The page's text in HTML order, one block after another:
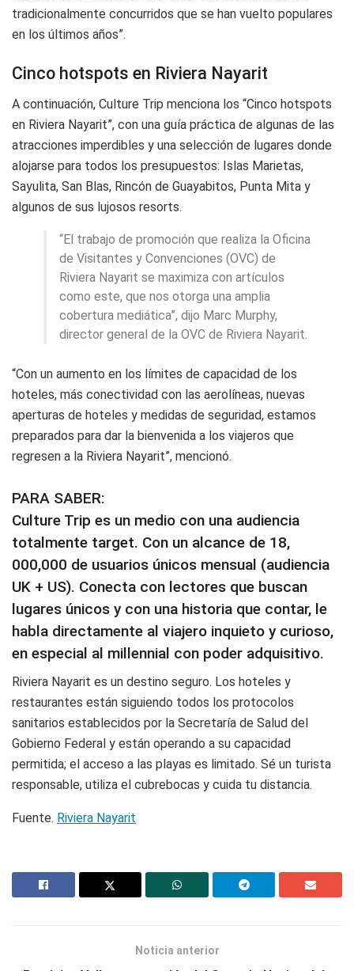
tradicionalmente concurridos que se han vuelto populares
en los últimos años”.
Cinco hotspots en Riviera Nayarit
A continuación, Culture Trip menciona los “Cinco hotspots
en Riviera Nayarit”, con una guía práctica de algunas de las
atracciones imperdibles y una selección de lugares donde
alojarse para todos los presupuestos: Islas Marietas,
Sayulita, San Blas, Rincón de Guayabitos, Punta Mita y
algunos de sus lujosos resorts.
“El trabajo de promoción que realiza la Oficina
de Visitantes y Convenciones (OVC) de
Riviera Nayarit se maximiza con artículos
como este, que nos otorga una amplia
cobertura mediática”, dijo Marc Murphy,
director general de la OVC de Riviera Nayarit.
“Con un aumento en los límites de capacidad de los
hoteles, más conectividad con las aerolíneas, nuevas
aperturas de hoteles y medidas de seguridad, estamos
preparados para dar la bienvenida a los viajeros que
regresen a la Riviera Nayarit”, mencionó.
PARA SABER:
Culture Trip es un medio con una audiencia
totalmente target. Con un alcance de 18,
000,000 de usuarios únicos mensual (audiencia
UK + US). Conecta con lectores que buscan
lugares únicos y con una historia que contar, le
habla directamente al viajero inquieto y curioso,
en especial al millennial con poder adquisitivo.
Riviera Nayarit es un destino seguro. Los hoteles y
restaurantes están siguiendo todos los protocolos
sanitarios establecidos por la Secretaría de Salud del
Gobierno Federal y están operando a su capacidad
permitida; el acceso a las playas es limitado. Sé un turista
responsable, utiliza el cubrebocas y cuida tu distancia.
Fuente. Riviera Nayarit
Noticia anterior